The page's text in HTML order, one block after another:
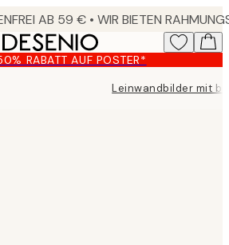
RABATT AUF POSTER*
Leinwandbilder mit